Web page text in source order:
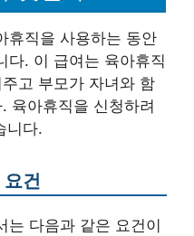
휴직을 사용하는 동안
다. 이 급여는 육아휴직
고 부모가 자녀와 함
육아휴직을 신청하려
니다.
건
는 다음과 같은 요건이